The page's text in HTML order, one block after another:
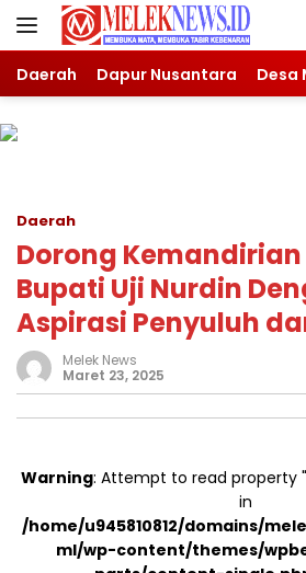
Langsung
Daerah Dapur Nusantara Desa
Daerah
Dorong
Bupati Uji Nurdin
Aspirasi Penyuluh
Melek News
Maret 23, 2025
Warning: Attempt to read property
in
/home/u945810812/domains/
ml/wp-content/themes/